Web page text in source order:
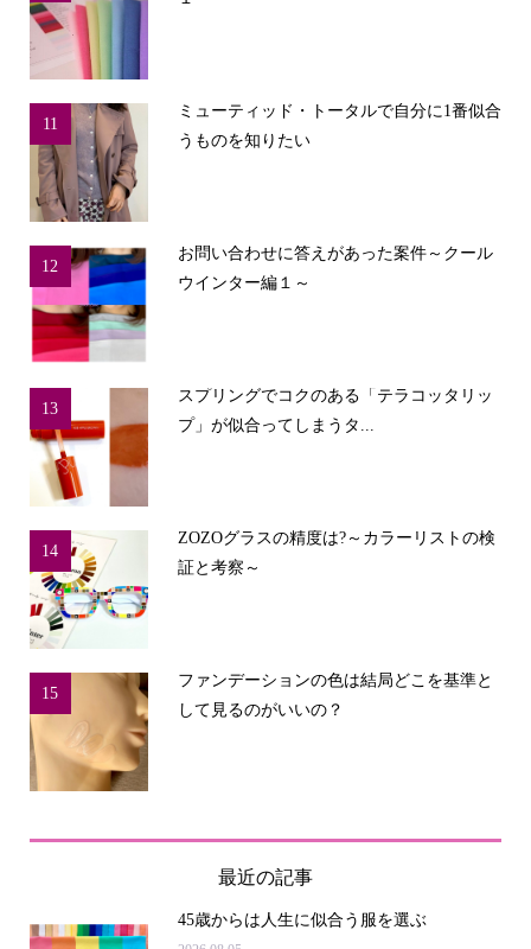
11
ミューティッド・トータルで自分に1番似合
うものを知りたい
12
お問い合わせに答えがあった案件～クール
ウインター編１～
13
スプリングでコクのある「テラコッタリッ
プ」が似合ってしまうタ...
14
ZOZOグラスの精度は?～カラーリストの検
証と考察～
15
ファンデーションの色は結局どこを基準と
して見るのがいいの？
最近の記事
45歳からは人生に似合う服を選ぶ